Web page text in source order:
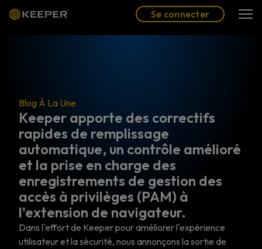
(FR)
Se connecter
À La Une
apporte des correctifs
de remplissage
un contrôle amélioré
la prise en charge des
de gestion des
à privilèges (PAM) à
de navigateur.
l'effort de Keeper pour améliorer l'expérience
et la sécurité, nous annonçons la sortie de
Blog
Les